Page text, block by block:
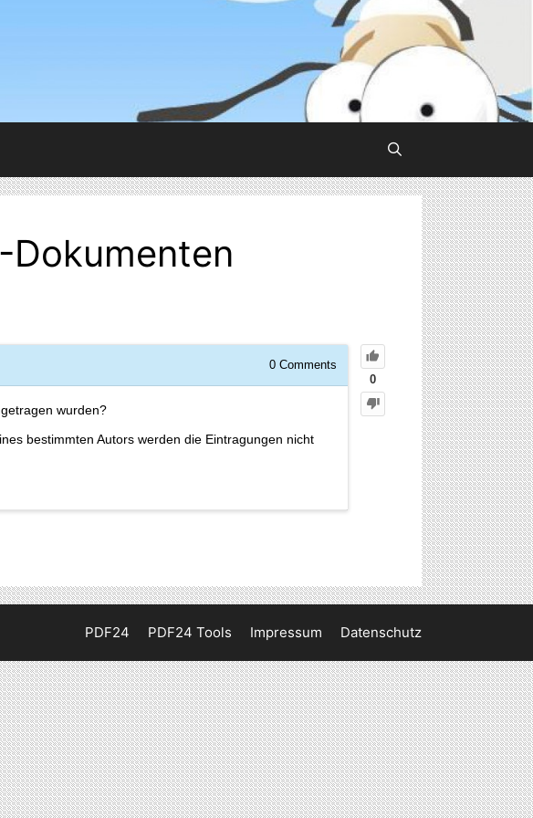
Dokumenten
0
0 Comments
wurden?
bestimmten Autors werden die Eintragungen nicht
PDF24 PDF24 Tools Impressum Datenschutz